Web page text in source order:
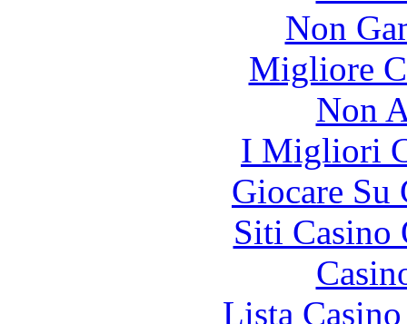
Non
Migliore
Non
I Migliori
Giocare Su
Siti Casino
Lista